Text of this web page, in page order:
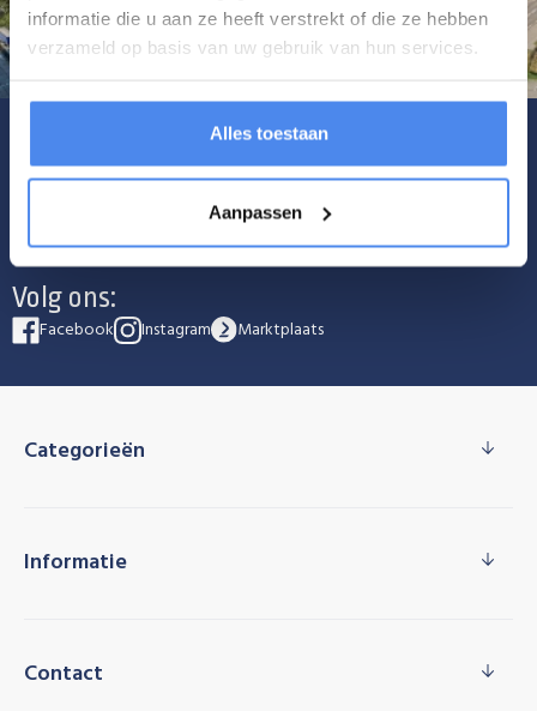
informatie die u aan ze heeft verstrekt of die ze hebben
verzameld op basis van uw gebruik van hun services.
Alles toestaan
Aanpassen
Schrijf je in voor onze nieuwsbrief
Volg ons:
Facebook Instagram Marktplaats
Categorieën
Informatie
Contact